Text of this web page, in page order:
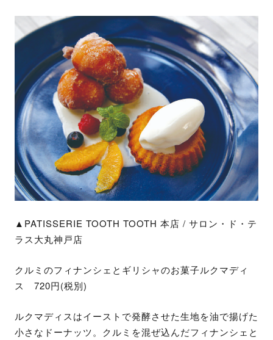
▲PATISSERIE TOOTH TOOTH 本店 / サロン・ド・テ
ラス大丸神戸店
クルミのフィナンシェとギリシャのお菓子ルクマディ
ス 720円(税別)
ルクマディスはイーストで発酵させた生地を油で揚げた
小さなドーナッツ。クルミを混ぜ込んだフィナンシェと